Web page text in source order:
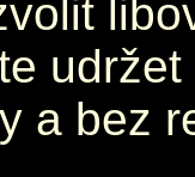
a bez